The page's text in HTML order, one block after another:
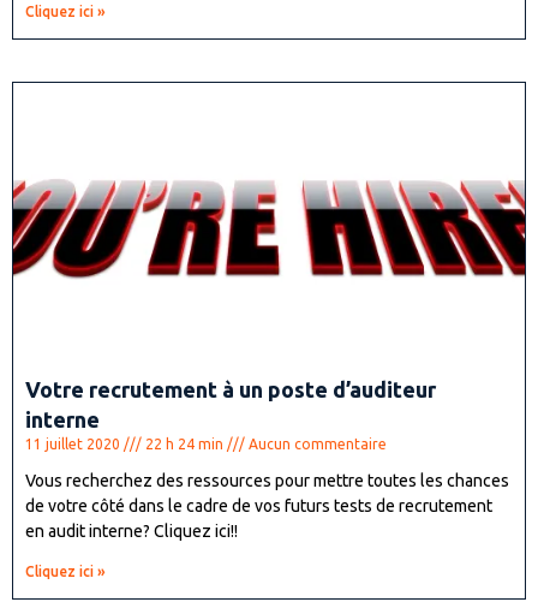
Cliquez ici »
Votre recrutement à un poste d’auditeur
interne
11 juillet 2020 22 h 24 min Aucun commentaire
Vous recherchez des ressources pour mettre toutes les chances
de votre côté dans le cadre de vos futurs tests de recrutement
en audit interne? Cliquez ici!!
Cliquez ici »